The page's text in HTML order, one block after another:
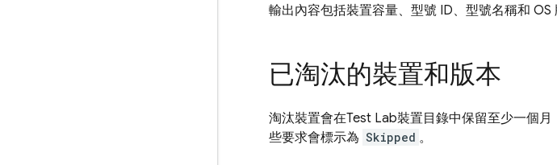
輸出內容包括裝置容量、型號 ID、型號名稱和 OS
已淘汰的裝置和版本
淘汰裝置會在Test Lab裝置目錄中保留至少一個月
些要求會標示為 Skipped 。